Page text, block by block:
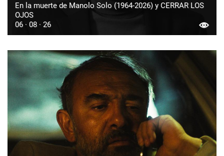
En la muerte de Manolo Solo (1964-2026) y CERRAR LOS
OJOS
06 · 08 · 26